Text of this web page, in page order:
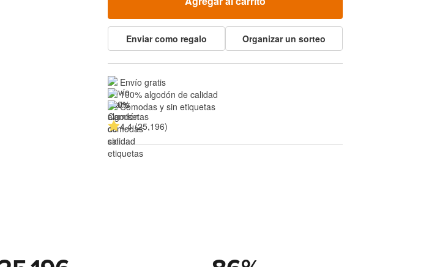
Enviar como regalo Organizar un sorteo
Envío gratis
100% algodón de calidad
Cómodas y sin etiquetas
4.4 (25,196)